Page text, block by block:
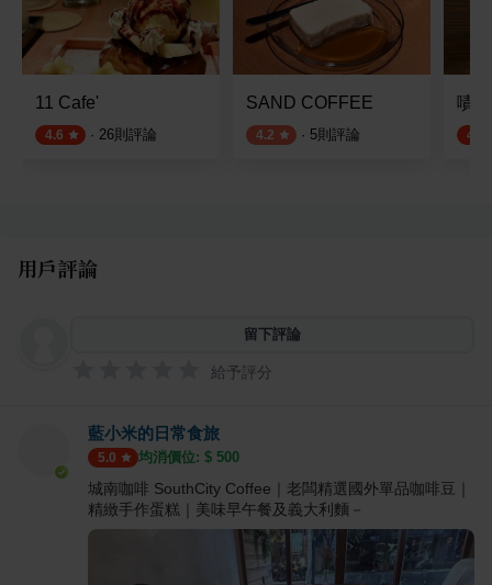
11 Cafe'
4.6 · 26則評論
SAND COFFEE
4.2 · 5則評論
嘖
4.8
用戶評論
留下評論
給予評分
藍小米的日常食旅
5.0 均消價位: $ 500
城南咖啡 SouthCity Coffee｜老闆精選國外單品咖啡豆｜
精緻手作蛋糕｜美味早午餐及義大利麵－